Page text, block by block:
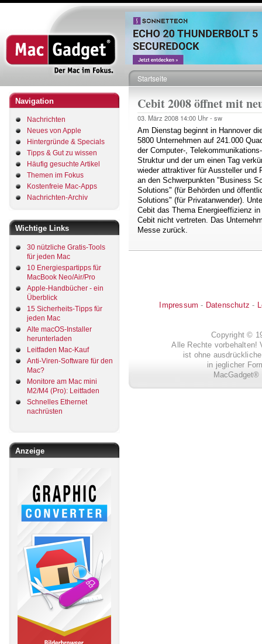
Direkt
zum
Inhalt
Navigation
Nachrichten
Neues von Apple
Hintergründe & Specials
Tipps & Gut zu wissen
Häufig gesuchte Artikel
Themen im Fokus
Kostenfreie Mac-Apps
Nachrichten-Archiv
Wichtige Links
30 nützliche Gratis-Tools
für jeden Mac
10 Energiespartipps für
MacBook Neo/Air/Pro
Apple-Handbücher - ein
Überblick
15 Sicherheits-Tipps für
jeden Mac
Alte macOS-Installer
herunterladen
Leitfaden Mac-Kauf
Anti-Viren-Software für den
Mac?
Monitore am Mac mini
M2/M4 (Pro): Leitfaden
Schnelles Ethernet
nachrüsten
Anzeige
Pfadnavigation
Startseite
Cebit 2008 öffnet mit
03. März 2008 14:00 Uhr - sw
Am Dienstag beginnt in Hannover
5800 Unternehmen auf 241.000
der Computer-,
Struktur und der um einen Tag
wieder attraktiver für Aussteller und
an den Schwerpunkten "Business
Solutions" (für Behörden und
Solutions" (für Privatanwender).
Cebit das Thema Energieeffizienz
Cebit nicht vertreten. Das
Messe zurück.
Impressum - Datenschutz -
Copyright ©
Alle Rechte vorbehalten!
ist ohne
in jeglicher
MacGadget®